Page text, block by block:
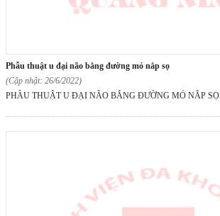
phẫu thuật u đại não bằng đường mỏ nắp sọ
(Cập nhật: 26/6/2022)
PHẪU THUẬT U ĐẠI NÃO BẰNG ĐƯỜNG MỎ NẮP SỌ